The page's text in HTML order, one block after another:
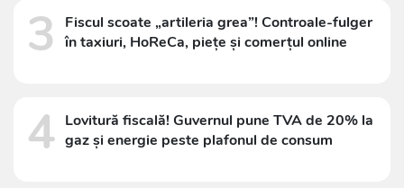
3
Fiscul scoate „artileria grea”! Controale-fulger
în taxiuri, HoReCa, piețe și comerțul online
4 Lovitură fiscală! Guvernul pune TVA de 20% la
gaz și energie peste plafonul de consum